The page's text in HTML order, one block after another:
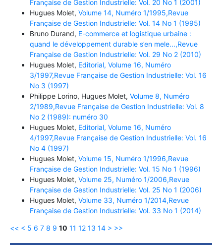
Française de Gestion Industrielle: Vol. 20 No 1 (2001)
Hugues Molet, Volume 14, Numéro 1/1995,Revue
Française de Gestion Industrielle: Vol. 14 No 1 (1995)
Bruno Durand, E-commerce et logistique urbaine :
quand le développement durable s’en mele...,Revue
Française de Gestion Industrielle: Vol. 29 No 2 (2010)
Hugues Molet, Editorial, Volume 16, Numéro
3/1997,Revue Française de Gestion Industrielle: Vol. 16
No 3 (1997)
Philippe Lorino, Hugues Molet, Volume 8, Numéro
2/1989,Revue Française de Gestion Industrielle: Vol. 8
No 2 (1989): numéro 30
Hugues Molet, Editorial, Volume 16, Numéro
4/1997,Revue Française de Gestion Industrielle: Vol. 16
No 4 (1997)
Hugues Molet, Volume 15, Numéro 1/1996,Revue
Française de Gestion Industrielle: Vol. 15 No 1 (1996)
Hugues Molet, Volume 25, Numéro 1/2006,Revue
Française de Gestion Industrielle: Vol. 25 No 1 (2006)
Hugues Molet, Volume 33, Numéro 1/2014,Revue
Française de Gestion Industrielle: Vol. 33 No 1 (2014)
<< < 5 6 7 8 9 10 11 12 13 14 > >>